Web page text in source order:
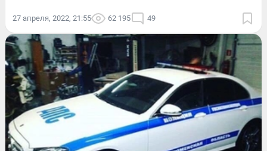
27 апреля, 2022, 21:55 62 195 49